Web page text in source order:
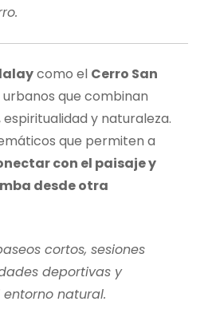
como el Cerro San
que combinan
y naturaleza.
que permiten a
con el paisaje y
desde otra
cortos, sesiones
deportivas y
natural.